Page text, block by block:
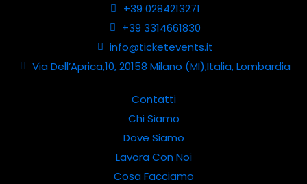
+39 0284213271
+39 3314661830
info@ticketevents.it
Via Dell’Aprica,10, 20158 Milano (MI),Italia, Lombardia
Contatti
Chi Siamo
Dove Siamo
Lavora Con Noi
Cosa Facciamo